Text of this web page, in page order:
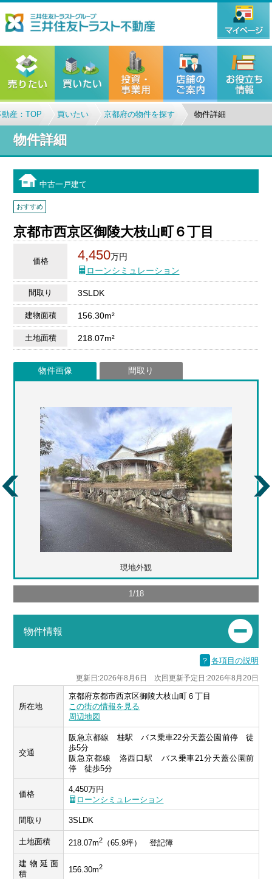
産：TOP 買いたい 京都府の物件を探す 物件詳細
物件詳細
中古一戸建て
おすすめ
京都市西京区御陵大枝山町６丁目
価格 4,450万円
ローンシミュレーション
間取り 3SLDK
建物面積 156.30m²
土地面積 218.07m²
物件画像 間取り
現地外観
1/18
物件情報
？ 各項目の説明
更新日:2026年8月6日 次回更新予定日:2026年8月20日
所在地
京都府京都市西京区御陵大枝山町６丁目
この街の情報を見る
周辺地図
交通
阪急京都線 桂駅 バス乗車22分天蓋公園前停 徒
歩5分
阪急京都線 洛西口駅 バス乗車21分天蓋公園前
停 徒歩5分
価格
4,450万円
ローンシミュレーション
間取り 3SLDK
土地面積 218.07m2 （65.9坪） 登記簿
建物延面
積
156.30m2